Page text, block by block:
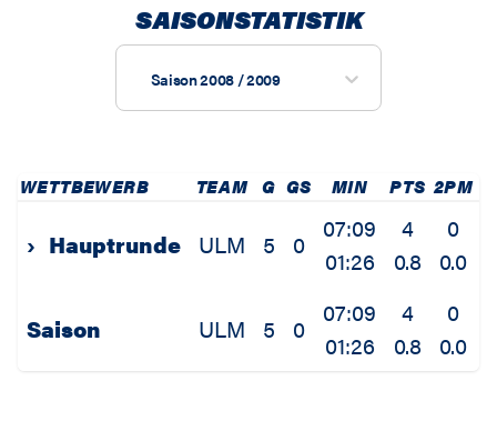
SAISONSTATISTIK
Saison 2008 / 2009
WETTBEWERB TEAM G GS MIN PTS 2PM
› Hauptrunde ULM 5 0
07:09
01:26
4
0.8
0
0.0
Saison ULM 5 0
07:09
01:26
4
0.8
0
0.0